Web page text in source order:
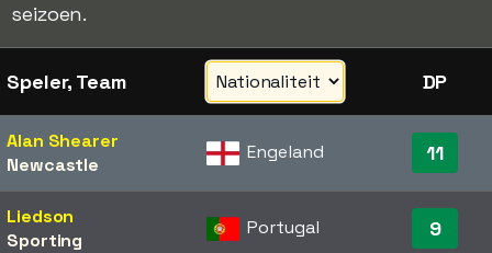
seizoen.
Speler, Team DP
Alan Shearer
Newcastle
Engeland 11
Liedson
Sporting
Portugal 9